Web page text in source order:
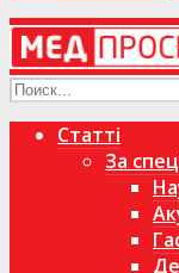
Статті
За